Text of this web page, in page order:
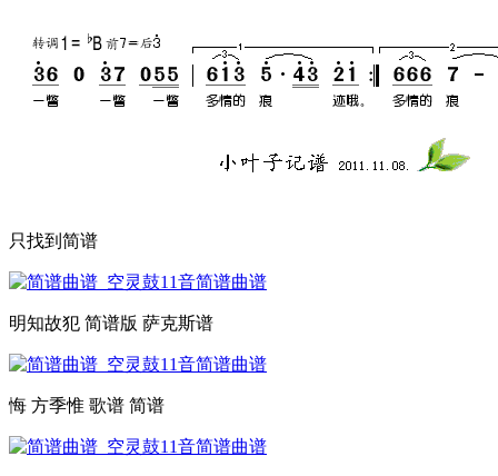
只找到简谱
明知故犯 简谱版 萨克斯谱
悔 方季惟 歌谱 简谱